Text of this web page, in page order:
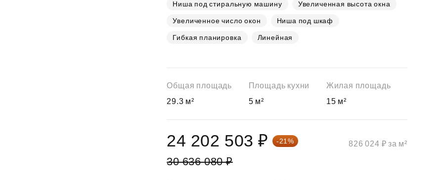
30 636 080 ₽
24 202 503 ₽ -21% 826 024 ₽ за м²
Ниша под стиральную машину Увеличенная высота окна
Увеличенное число окон Ниша под шкаф
Гибкая планировка Линейная
Общая площадь
29.3 м²
Площадь кухни
5 м²
Жилая площадь
15 м²